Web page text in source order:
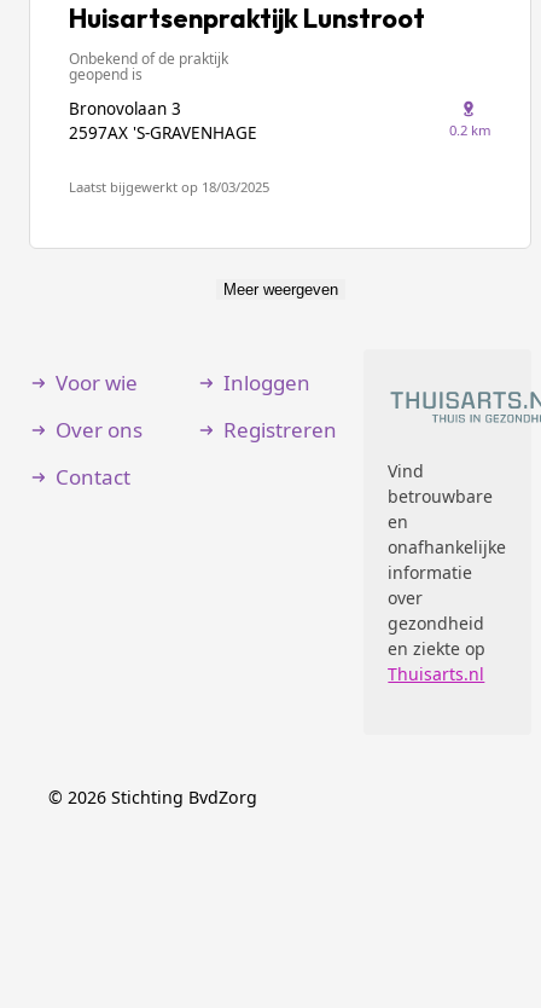
Huisartsenpraktijk Lunstroot
Onbekend of de praktijk
geopend is
Bronovolaan 3
2597AX 'S-GRAVENHAGE
0.2 km
Laatst bijgewerkt op 18/03/2025
Meer weergeven
Voor wie
Over ons
Contact
Inloggen
Registreren
Vind
betrouwbare
en
onafhankelijke
informatie
over
gezondheid
en ziekte op
Thuisarts.nl
© 2026 Stichting BvdZorg